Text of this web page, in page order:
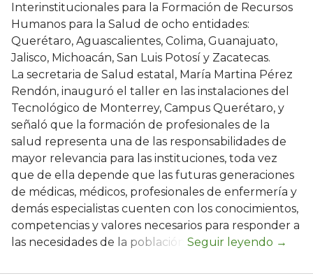
Interinstitucionales para la Formación de Recursos
Humanos para la Salud de ocho entidades:
Querétaro, Aguascalientes, Colima, Guanajuato,
Jalisco, Michoacán, San Luis Potosí y Zacatecas.
La secretaria de Salud estatal, María Martina Pérez
Rendón, inauguró el taller en las instalaciones del
Tecnológico de Monterrey, Campus Querétaro, y
señaló que la formación de profesionales de la
salud representa una de las responsabilidades de
mayor relevancia para las instituciones, toda vez
que de ella depende que las futuras generaciones
de médicas, médicos, profesionales de enfermería y
demás especialistas cuenten con los conocimientos,
competencias y valores necesarios para responder a
las necesidades de la población.